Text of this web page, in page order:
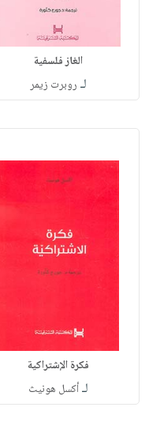
الغاز فلسفية
لـ روبرت زيمر
فكرة الإشتراكية
لـأكسل هونيث